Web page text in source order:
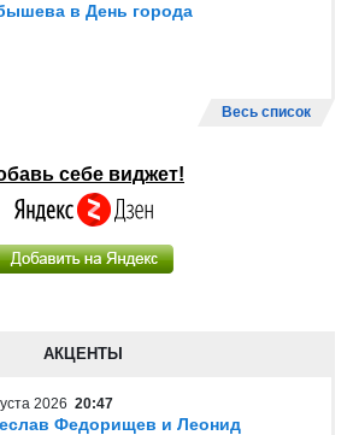
в День города
Весь список
себе виджет!
АКЦЕНТЫ
2026 20:47
Федорищев и Леонид